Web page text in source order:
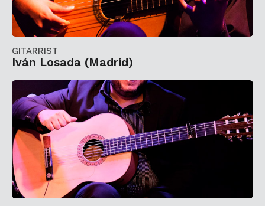
GITARRIST
Iván Losada (Madrid)